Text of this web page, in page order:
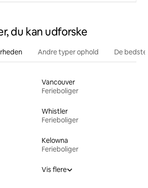
du kan udforske
Andre typer ophold De
Vancouver
Ferieboliger
Whistler
Ferieboliger
Kelowna
Ferieboliger
Vis flere